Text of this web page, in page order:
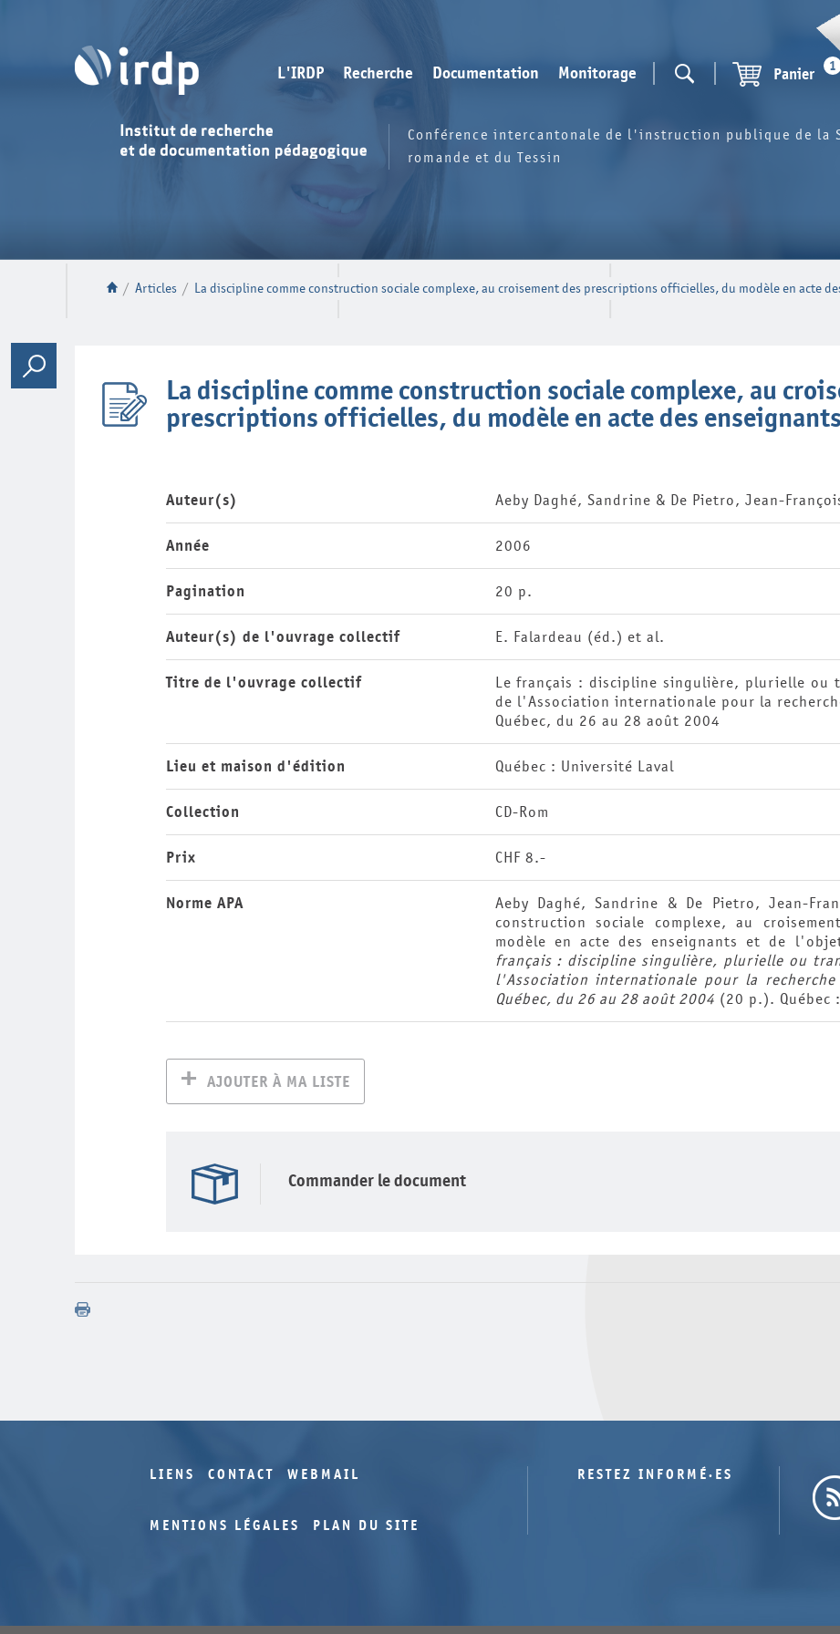
L'IRDP Recherche Documentation Monitorage Panier
1
Conférence intercantonale de l'instruction publique de la
romande et du Tessin
/ Articles / La discipline comme construction sociale complexe, au croisement des prescriptions officielles, du modèle en acte
La discipline comme construction sociale complexe, au
prescriptions officielles, du modèle en acte des
Auteur(s) Aeby Daghé, Sandrine & De Pietro, Jean-
Année 2006
Pagination 20 p.
Auteur(s) de l'ouvrage collectif E. Falardeau (éd.) et al.
Titre de l'ouvrage collectif
Le français : discipline singulière, plurielle ou
de l'Association internationale pour la
Québec, du 26 au 28 août 2004
Lieu et maison d'édition Québec : Université Laval
Collection CD-Rom
Prix CHF 8.-
Norme APA
Aeby Daghé, Sandrine & De Pietro, Jean-
construction sociale complexe, au
modèle en acte des enseignants et de
français : discipline singulière, plurielle ou
l'Association internationale pour la
Québec, du 26 au 28 août 2004 (20 p.). Québec
AJOUTER À MA LISTE
Commander le document
LIENS CONTACT WEBMAIL
MENTIONS LÉGALES PLAN DU SITE
RESTEZ INFORMÉ·ES